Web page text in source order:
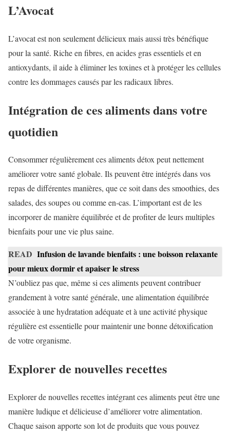
L’Avocat
L’avocat est non seulement délicieux mais aussi très bénéfique
pour la santé. Riche en fibres, en acides gras essentiels et en
antioxydants, il aide à éliminer les toxines et à protéger les cellules
contre les dommages causés par les radicaux libres.
Intégration de ces aliments dans votre
quotidien
Consommer régulièrement ces aliments détox peut nettement
améliorer votre santé globale. Ils peuvent être intégrés dans vos
repas de différentes manières, que ce soit dans des smoothies, des
salades, des soupes ou comme en-cas. L’important est de les
incorporer de manière équilibrée et de profiter de leurs multiples
bienfaits pour une vie plus saine.
READ Infusion de lavande bienfaits : une boisson relaxante
pour mieux dormir et apaiser le stress
N’oubliez pas que, même si ces aliments peuvent contribuer
grandement à votre santé générale, une alimentation équilibrée
associée à une hydratation adéquate et à une activité physique
régulière est essentielle pour maintenir une bonne détoxification
de votre organisme.
Explorer de nouvelles recettes
Explorer de nouvelles recettes intégrant ces aliments peut être une
manière ludique et délicieuse d’améliorer votre alimentation.
Chaque saison apporte son lot de produits que vous pouvez